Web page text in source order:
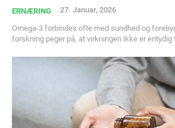
ERNÆRING 27. Januar, 2026
Omega-3 forbindes ofte med sundhed og
forskning peger på, at virkningen ikke er entydig